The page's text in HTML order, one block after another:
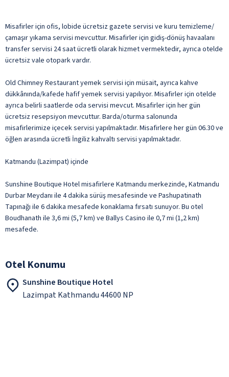
Misafirler için ofis, lobide ücretsiz gazete servisi ve kuru temizleme/
çamaşır yıkama servisi mevcuttur. Misafirler için gidiş-dönüş havaalanı
transfer servisi 24 saat ücretli olarak hizmet vermektedir, ayrıca otelde
ücretsiz vale otopark vardır.
Old Chimney Restaurant yemek servisi için müsait, ayrıca kahve
dükkânında/kafede hafif yemek servisi yapılıyor. Misafirler için otelde
ayrıca belirli saatlerde oda servisi mevcut. Misafirler için her gün
ücretsiz resepsiyon mevcuttur. Barda/oturma salonunda
misafirlerimize içecek servisi yapılmaktadır. Misafirlere her gün 06.30 ve
öğlen arasında ücretli İngiliz kahvaltı servisi yapılmaktadır.
Katmandu (Lazimpat) içinde
Sunshine Boutique Hotel misafirlere Katmandu merkezinde, Katmandu
Durbar Meydanı ile 4 dakika sürüş mesafesinde ve Pashupatinath
Tapınağı ile 6 dakika mesafede konaklama fırsatı sunuyor. Bu otel
Boudhanath ile 3,6 mi (5,7 km) ve Ballys Casino ile 0,7 mi (1,2 km)
mesafede.
Otel Konumu
Sunshine Boutique Hotel
Lazimpat Kathmandu 44600 NP